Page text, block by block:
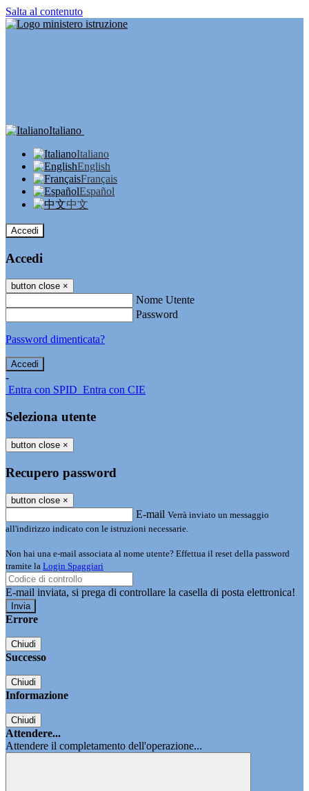
Salta al contenuto
Italiano
Italiano
English
Français
Español
中文
Accedi
Accedi
button close ×
Nome Utente
Password
Password dimenticata?
-
Entra con SPID Entra con CIE
Seleziona utente
button close ×
Recupero password
button close ×
E-mail Verrà inviato un messaggio
all'indirizzo indicato con le istruzioni necessarie.
Non hai una e-mail associata al nome utente? Effettua il reset della password
tramite la Login Spaggiari
E-mail inviata, si prega di controllare la casella di posta elettronica!
Errore
Chiudi
Successo
Chiudi
Informazione
Chiudi
Attendere...
Attendere il completamento dell'operazione...